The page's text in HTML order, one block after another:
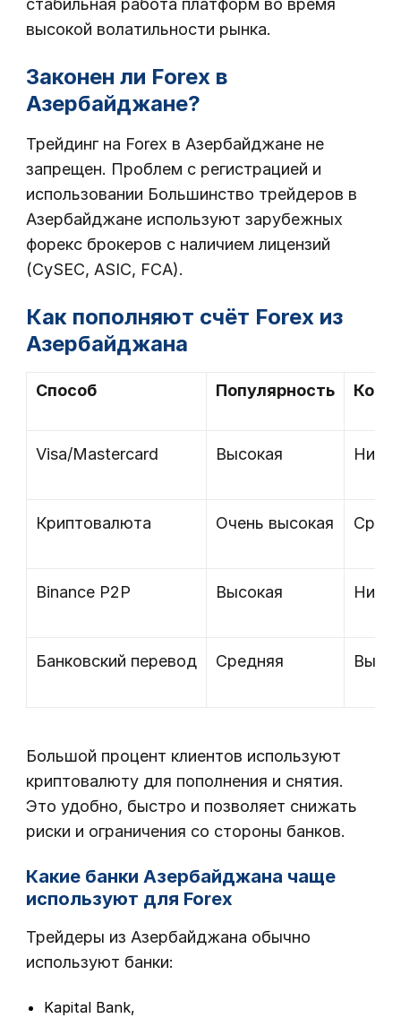
стабильная работа платформ во время
высокой волатильности рынка.
Законен ли Forex в
Азербайджане?
Трейдинг на Forex в Азербайджане не
запрещен. Проблем с регистрацией и
использовании Большинство трейдеров в
Азербайджане используют зарубежных
форекс брокеров с наличием лицензий
(CySEC, ASIC, FCA).
Как пополняют счёт Forex из
Азербайджана
Способ Популярность
Visa/Mastercard Высокая
Криптовалюта Очень высокая
Binance P2P Высокая
Банковский перевод Средняя
Большой процент клиентов используют
криптовалюту для пополнения и снятия.
Это удобно, быстро и позволяет снижать
риски и ограничения со стороны банков.
Какие банки Азербайджана чаще
используют для Forex
Трейдеры из Азербайджана обычно
используют банки:
Kapital Bank,